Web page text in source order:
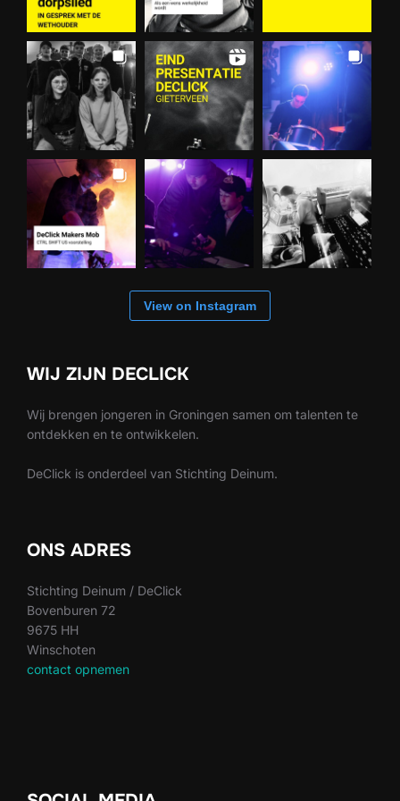
View on Instagram
WIJ ZIJN DECLICK
Wij brengen jongeren in Groningen samen om talenten te
ontdekken en te ontwikkelen.
DeClick is onderdeel van Stichting Deinum.
ONS ADRES
Stichting Deinum / DeClick
Bovenburen 72
9675 HH
Winschoten
contact opnemen